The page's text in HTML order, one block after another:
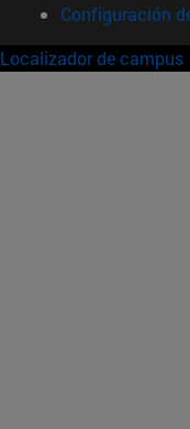
Configuración
Localizador de campus